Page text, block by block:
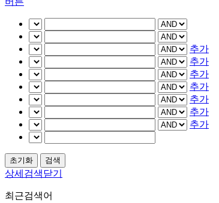
추가
추가
추가
추가
추가
추가
추가
상세검색닫기
최근검색어